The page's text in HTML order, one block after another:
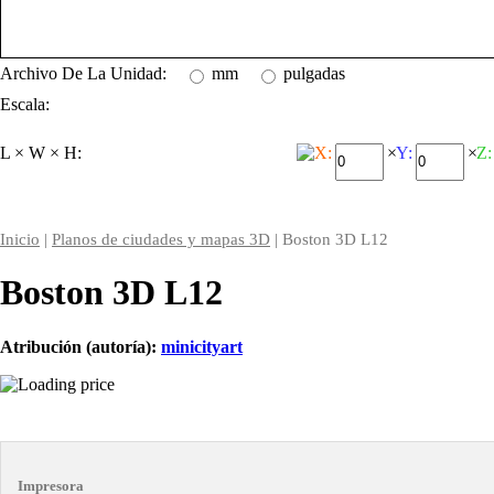
Archivo De La Unidad: mm
pulgadas
Escala:
L × W × H: X: ×Y: ×Z:
Inicio | Planos de ciudades y mapas 3D | Boston 3D L12
Boston 3D L12
Atribución (autoría): minicityart
Impresora